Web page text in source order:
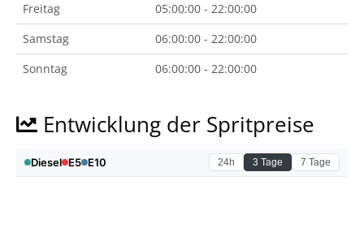
Freitag
05:00:00 - 22:00:00
Samstag
06:00:00 - 22:00:00
Sonntag
06:00:00 - 22:00:00
Entwicklung der Spritpreise